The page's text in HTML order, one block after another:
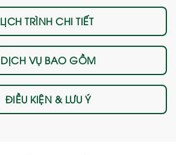
LỊCH TRÌNH CHI TIẾT
DỊCH VỤ BAO GỒM
ĐIỀU KIỆN & LƯU Ý